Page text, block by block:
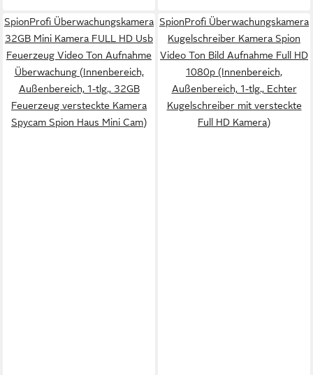
SpionProfi Überwachungskamera
32GB Mini Kamera FULL HD Usb
Feuerzeug Video Ton Aufnahme
Überwachung (Innenbereich,
Außenbereich, 1-tlg., 32GB
Feuerzeug versteckte Kamera
Spycam Spion Haus Mini Cam)
SpionProfi Überwachungskamera
Kugelschreiber Kamera Spion
Video Ton Bild Aufnahme Full HD
1080p (Innenbereich,
Außenbereich, 1-tlg., Echter
Kugelschreiber mit versteckte
Full HD Kamera)